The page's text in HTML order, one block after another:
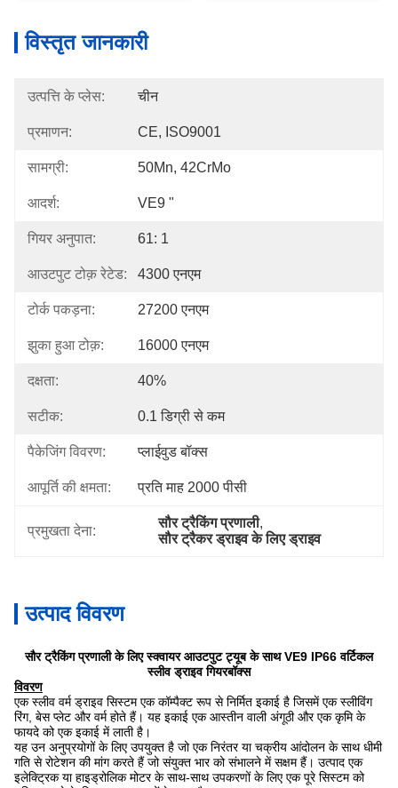
विस्तृत जानकारी
उत्पत्ति के प्लेस: चीन
प्रमाणन: CE, ISO9001
सामग्री: 50Mn, 42CrMo
आदर्श: VE9 "
गियर अनुपात: 61: 1
आउटपुट टोक़ रेटेड: 4300 एनएम
टोर्क पकड़ना: 27200 एनएम
झुका हुआ टोक़: 16000 एनएम
दक्षता: 40%
सटीक: 0.1 डिग्री से कम
पैकेजिंग विवरण: प्लाईवुड बॉक्स
आपूर्ति की क्षमता: प्रति माह 2000 पीसी
प्रमुखता देना:
सौर ट्रैकिंग प्रणाली,
सौर ट्रैकर ड्राइव के लिए ड्राइव
उत्पाद विवरण
सौर ट्रैकिंग प्रणाली के लिए स्क्वायर आउटपुट ट्यूब के साथ VE9 IP66 वर्टिकल
स्लीव ड्राइव गियरबॉक्स
विवरण
एक स्लीव वर्म ड्राइव सिस्टम एक कॉम्पैक्ट रूप से निर्मित इकाई है जिसमें एक स्लीविंग
रिंग, बेस प्लेट और वर्म होते हैं। यह इकाई एक आस्तीन वाली अंगूठी और एक कृमि के
फायदे को एक इकाई में लाती है।
यह उन अनुप्रयोगों के लिए उपयुक्त है जो एक निरंतर या चक्रीय आंदोलन के साथ धीमी
गति से रोटेशन की मांग करते हैं जो संयुक्त भार को संभालने में सक्षम हैं। उत्पाद एक
इलेक्ट्रिक या हाइड्रोलिक मोटर के साथ-साथ उपकरणों के लिए एक पूरे सिस्टम को